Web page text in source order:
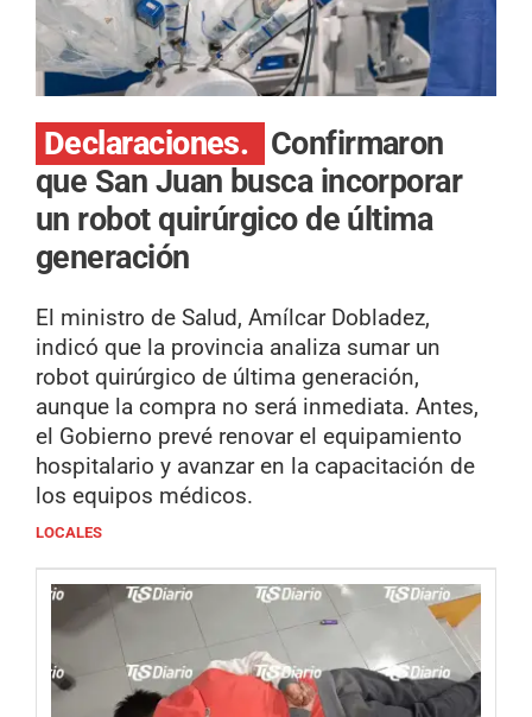
Declaraciones.
Confirmaron
que San Juan busca incorporar
un robot quirúrgico de última
generación
El ministro de Salud, Amílcar Dobladez,
indicó que la provincia analiza sumar un
robot quirúrgico de última generación,
aunque la compra no será inmediata. Antes,
el Gobierno prevé renovar el equipamiento
hospitalario y avanzar en la capacitación de
los equipos médicos.
LOCALES